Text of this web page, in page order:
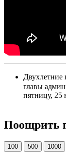
Двухлетние
главы
пятницу, 25
Поощрить
100 500 1000